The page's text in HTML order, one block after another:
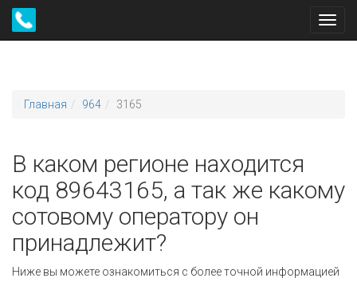
Главная 964 3165
В каком регионе находится
код 89643165, а так же какому
сотовому оператору он
принадлежит?
Ниже вы можете ознакомиться с более точной информацией